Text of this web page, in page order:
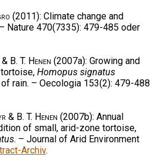
(2011): Climate change and
Nature 470(7335): 479-485 oder
B. T. Henen (2007a): Growing and
Homopus signatus
rain. – Oecologia 153(2): 479-488
& B. T. Henen (2007b): Annual
of small, arid-zone tortoise,
. – Journal of Arid Environment
Archiv.